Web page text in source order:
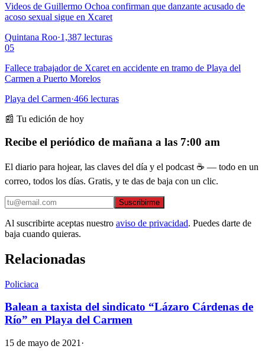
Videos de Guillermo Ochoa confirman que danzante acusado de
acoso sexual sigue en Xcaret
Quintana Roo·1,387 lecturas
05
Fallece trabajador de Xcaret en accidente en tramo de Playa del
Carmen a Puerto Morelos
Playa del Carmen·466 lecturas
📰 Tu edición de hoy
Recibe el periódico de mañana a las 7:00 am
El diario para hojear, las claves del día y el podcast ☕ — todo en un
correo, todos los días. Gratis, y te das de baja con un clic.
Suscribirme
Al suscribirte aceptas nuestro aviso de privacidad. Puedes darte de
baja cuando quieras.
Relacionadas
Policiaca
Balean a taxista del sindicato “Lázaro Cárdenas de
Río” en Playa del Carmen
15 de mayo de 2021 ·